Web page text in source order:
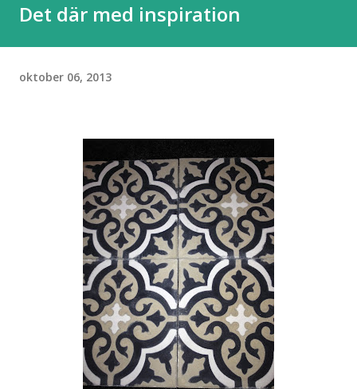
Det där med inspiration
oktober 06, 2013